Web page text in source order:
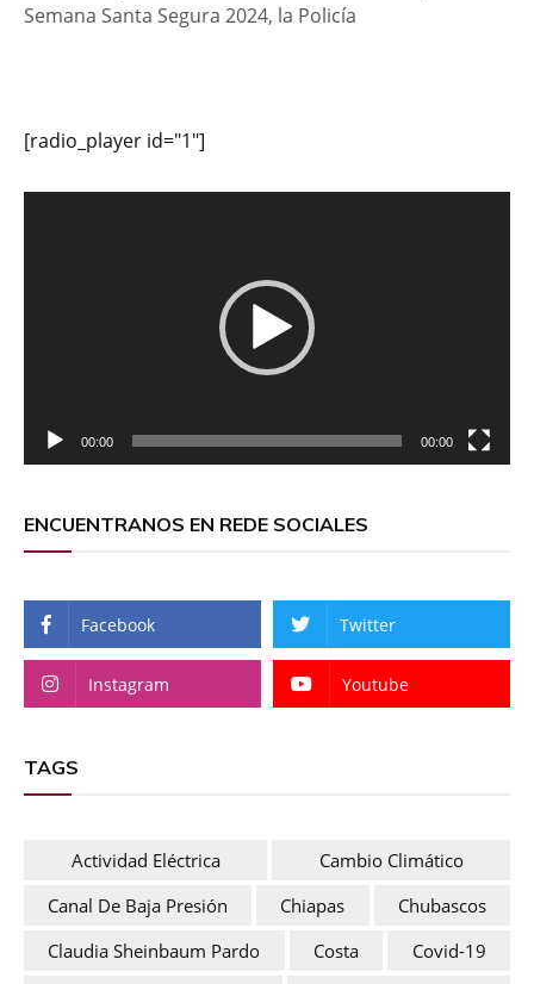
Semana Santa Segura 2024, la Policía
[radio_player id="1"]
00:00 00:00
ENCUENTRANOS EN REDE SOCIALES
Facebook Twitter
Instagram Youtube
TAGS
Actividad Eléctrica
Cambio Climático
Canal De Baja Presión
Chiapas
Chubascos
Claudia Sheinbaum Pardo
Costa
Covid-19